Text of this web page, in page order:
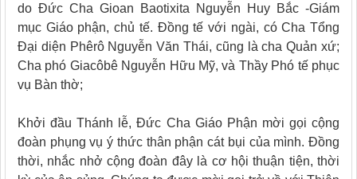
do Đức Cha Gioan Baotixita Nguyễn Huy Bắc -Giám
mục Giáo phận, chủ tế. Đồng tế với ngài, có Cha Tổng
Đại diện Phêrô Nguyễn Văn Thái, cũng là cha Quản xứ;
Cha phó Giacôbê Nguyễn Hữu Mỹ, và Thầy Phó tế phục
vụ Bàn thờ;
Khởi đầu Thánh lễ, Đức Cha Giáo Phận mời gọi cộng
đoàn phụng vụ ý thức thân phận cát bụi của mình. Đồng
thời, nhắc nhở cộng đoàn đây là cơ hội thuận tiện, thời